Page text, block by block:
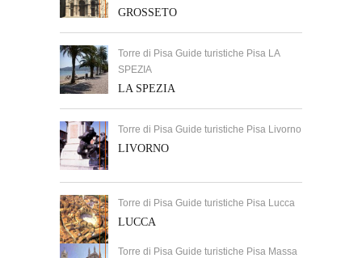
GROSSETO
Torre di Pisa Guide turistiche Pisa LA
SPEZIA
LA SPEZIA
Torre di Pisa Guide turistiche Pisa Livorno
LIVORNO
Torre di Pisa Guide turistiche Pisa Lucca
LUCCA
Torre di Pisa Guide turistiche Pisa Massa